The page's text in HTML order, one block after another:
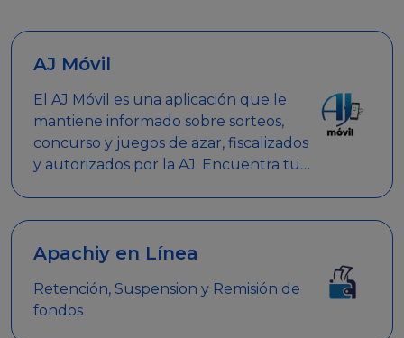
AJ Móvil
El AJ Móvil es una aplicación que le
mantiene informado sobre sorteos,
concurso y juegos de azar, fiscalizados
y autorizados por la AJ. Encuentra tus
clave.
Apachiy en Línea
Retención, Suspension y Remisión de
fondos